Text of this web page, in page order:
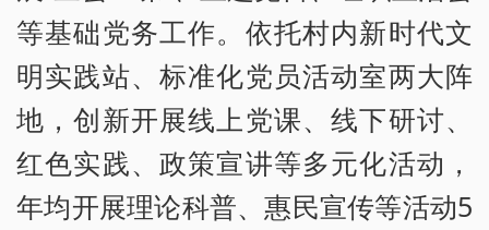
等基础党务工作。依托村内新时代文
明实践站、标准化党员活动室两大阵
地，创新开展线上党课、线下研讨、
红色实践、政策宣讲等多元化活动，
年均开展理论科普、惠民宣传等活动5